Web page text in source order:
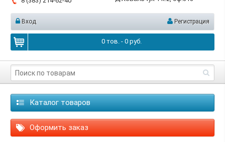
Вход Регистрация
0тов. - 0руб.
Каталог товаров
Оформить заказ